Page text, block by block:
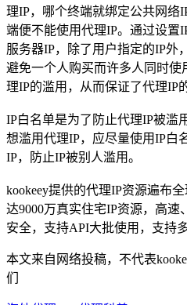
理IP，哪个终端就绑定公共网络
端便不能使用代理IP。通过设置
服务器IP，除了用户指定的IP外
避免一个人购买而许多人同时
理IP的滥用，从而保证了代理IP
IP白名单是为了防止代理IP被滥
想滥用代理IP，应尽量使用IP白
IP，防止IP被别人滥用。
kookeey提供的代理IP资源遍布
达9000万真实住宅IP资源，高
安全，支持API大批使用，支持
本文来自网络投稿，不代表
们